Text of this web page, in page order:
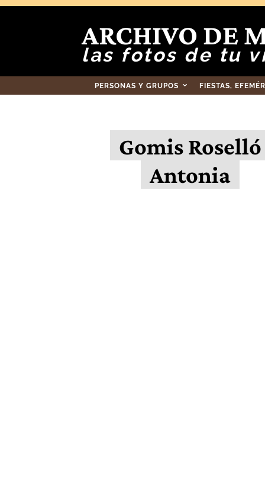
ARCHIVO DE
las fotos de tu
PERSONAS Y GRUPOS FIESTAS,
Gomis Roselló
Antonia